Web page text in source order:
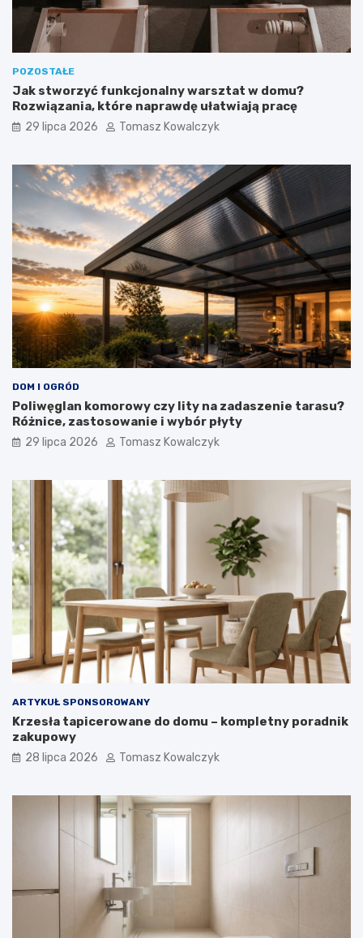
POZOSTAŁE
Jak stworzyć funkcjonalny warsztat w domu?
Rozwiązania, które naprawdę ułatwiają pracę
29 lipca 2026 Tomasz Kowalczyk
DOM I OGRÓD
Poliwęglan komorowy czy lity na zadaszenie tarasu?
Różnice, zastosowanie i wybór płyty
29 lipca 2026 Tomasz Kowalczyk
ARTYKUŁ SPONSOROWANY
Krzesła tapicerowane do domu – kompletny poradnik
zakupowy
28 lipca 2026 Tomasz Kowalczyk